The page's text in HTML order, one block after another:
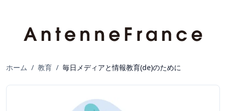
ホーム / 教育 / 毎日メディアと情報教育(de)のために